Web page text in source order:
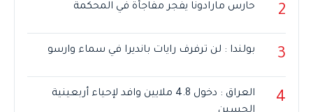
2 حارس مارادونا يفجر مفاجأة في المحكمة
3 بولندا : لن ترفرف رايات بانديرا في سماء وارسو
4
العراق : دخول 4.8 ملايين وافد لإحياء أربعينية